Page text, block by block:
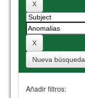
Nueva búsqueda
Añadir filtros: